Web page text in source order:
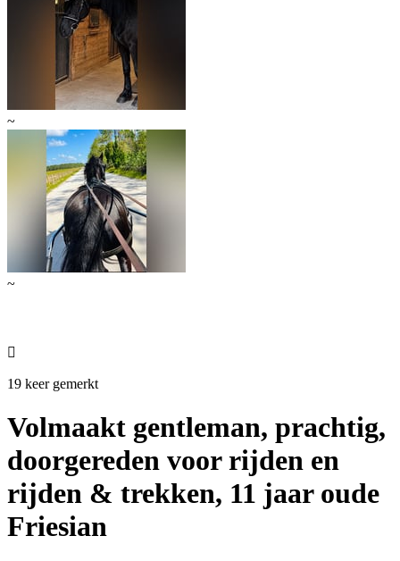
~
~

19 keer gemerkt
Volmaakt gentleman, prachtig,
doorgereden voor rijden en
rijden & trekken, 11 jaar oude
Friesian